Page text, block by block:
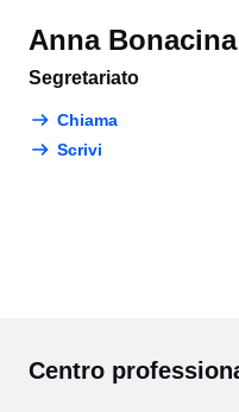
Anna Bonacina
Segretariato
Chiama
Scrivi
Centro